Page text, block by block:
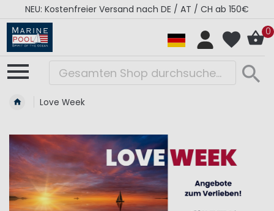
RÉGATES ROYALES Kollektion - Super Sale
0
Love Week